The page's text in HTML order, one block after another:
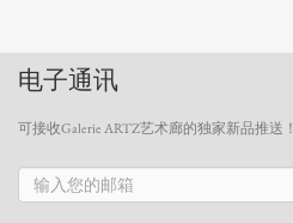
电子通讯
可接收Galerie ARTZ艺术廊的独家新品推送！